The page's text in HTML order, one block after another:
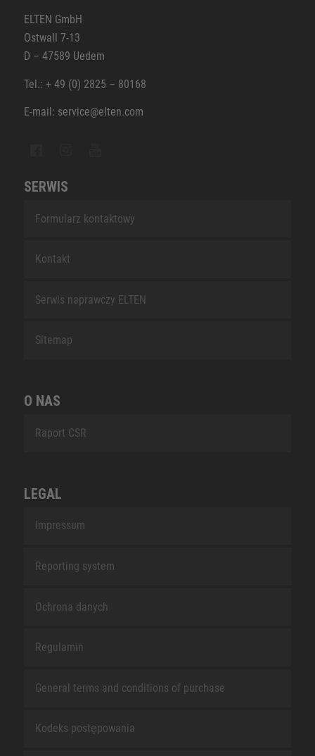
ELTEN GmbH
Ostwall 7-13
D – 47589 Uedem
Tel.: + 49 (0) 2825 – 80168
E-mail: service@elten.com
SERWIS
Formularz kontaktowy
Kontakt
Serwis naprawczy ELTEN
Sitemap
O NAS
Raport CSR
LEGAL
Impressum
Reporting system
Ochrona danych
Regulamin
General terms and conditions of purchase
Kodeks postępowania